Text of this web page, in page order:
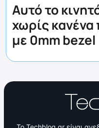
Αυτό το
χωρίς κανένα
με 0mm bezel